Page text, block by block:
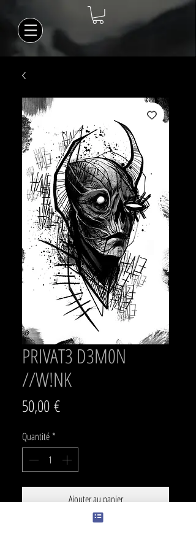
PRIVAT3 D3M0N
//W!NK
50,00 €Prix
Quantité*
Ajouter au panier